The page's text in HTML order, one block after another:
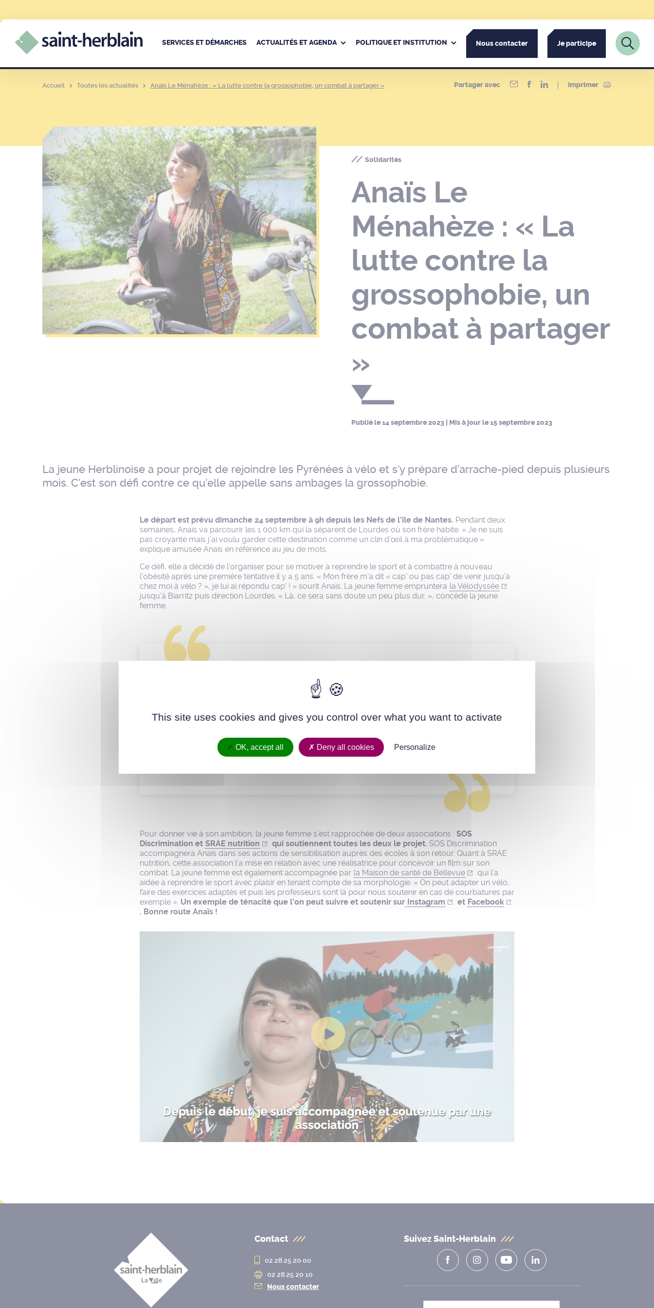
SERVICES ET DÉMARCHES ACTUALITÉS ET AGENDA POLITIQUE ET INSTITUTION Nous contacter Je participe
Accueil Toutes les actualités Anaïs Le Ménahèze : « La lutte contre la grossophobie, un combat à partager » Partager avec Imprimer
Solidarités
Anaïs Le
Ménahèze : « La
lutte contre la
grossophobie, un
combat à partager
»
Publié le14 septembre 2023| Mis à jour le15 septembre 2023
La jeune Herblinoise a pour projet de rejoindre les Pyrénées à vélo et s’y prépare d’arrache-pied depuis plusieurs
mois. C’est son défi contre ce qu’elle appelle sans ambages la grossophobie.
Le départ est prévu dimanche 24 septembre à 9h depuis les Nefs de l’île de Nantes. Pendant deux
semaines, Anaïs va parcourir les 1 000 km qui la séparent de Lourdes où son frère habite. « Je ne suis
pas croyante mais j’ai voulu garder cette destination comme un clin d’œil à ma problématique »
explique amusée Anaïs en référence au jeu de mots.
Ce défi, elle a décidé de l’organiser pour se motiver à reprendre le sport et à combattre à nouveau
l’obésité après une première tentative il y a 5 ans. « Mon frère m’a dit « cap’ ou pas cap’ de venir jusqu’à
chez moi à vélo ? », je lui ai répondu cap’ ! » sourit Anaïs. La jeune femme empruntera la Vélodyssée
jusqu’à Biarritz puis direction Lourdes. « Là, ce sera sans doute un peu plus dur. », concède la jeune
femme.
Mon combat est de changer les mentalités et de stopper les préjugés. Il faut arrêter
de croire que les personnes grosses mangent n’importe quoi, ne font pas de sport.
qu’on peut être bien psychologiquement en étant gros. Il faut s’assumer tel que l’on
Anaïs le Ménahèze- Herblinoise
Pour donner vie à son ambition, la jeune femme s’est rapprochée de deux associations : SOS
Discrimination et SRAE nutrition qui soutiennent toutes les deux le projet. SOS Discrimination
accompagnera Anaïs dans ses actions de sensibilisation auprès des écoles à son retour. Quant à SRAE
nutrition, cette association l’a mise en relation avec une réalisatrice pour concevoir un film sur son
combat. La jeune femme est également accompagnée par la Maison de santé de Bellevue
qui l’a
aidée à reprendre le sport avec plaisir en tenant compte de sa morphologie. « On peut adapter un vélo,
faire des exercices adaptés et puis les professeurs sont là pour nous soutenir en cas de courbatures par
exemple ». Un exemple de ténacité que l’on peut suivre et soutenir sur Instagram et Facebook
. Bonne route Anaïs !
Contact
02 28 25 20 00
02 28 25 20 10
Nous contacter
Suivez Saint-Herblain
This site uses cookies and gives you control over what you want to activate
OK, accept all Deny all cookies Personalize